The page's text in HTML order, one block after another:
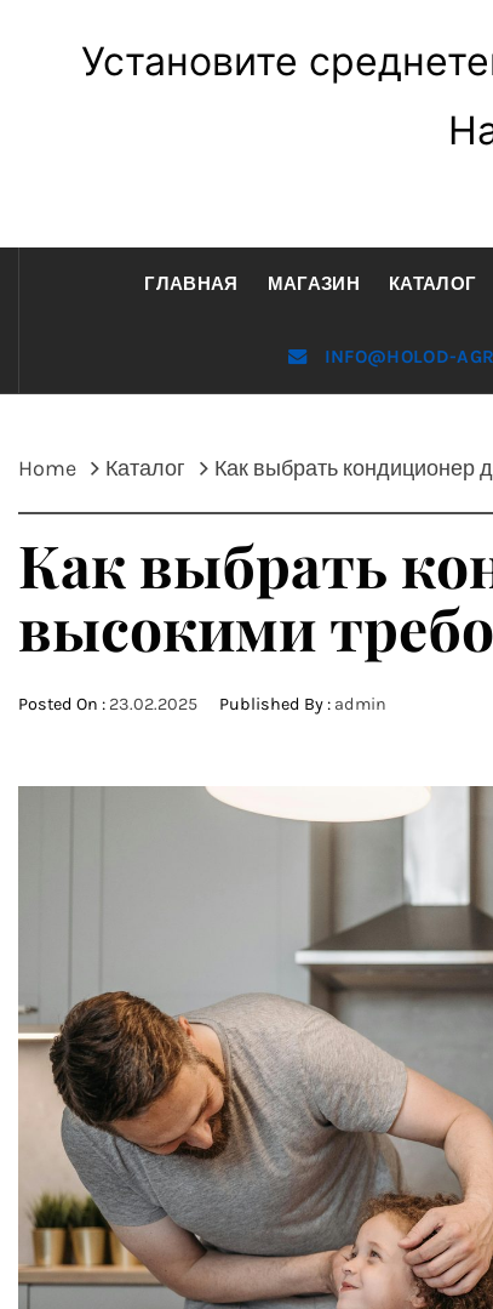
Установите
ГЛАВНАЯ МАГАЗИН КАТАЛОГ
INFO@HOLOD-
Home Каталог Как выбрать кондиционер
Как выбрать
высокими
Posted On : 23.02.2025 Published By : admin